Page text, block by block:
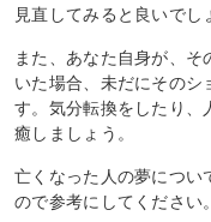
見直してみると良いでし
また、あなた自身が、
いた場合、未だにそのシ
す。気分転換をしたり、
癒しましょう。
亡くなった人の夢につい
ので参考にしてください。